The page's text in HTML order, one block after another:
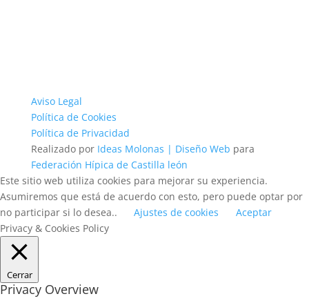
Aviso Legal
Política de Cookies
Política de Privacidad
Realizado por Ideas Molonas | Diseño Web para
Federación Hípica de Castilla león
Este sitio web utiliza cookies para mejorar su experiencia.
Asumiremos que está de acuerdo con esto, pero puede optar por
no participar si lo desea..
Ajustes de cookies
Aceptar
Privacy & Cookies Policy
Cerrar
Privacy Overview